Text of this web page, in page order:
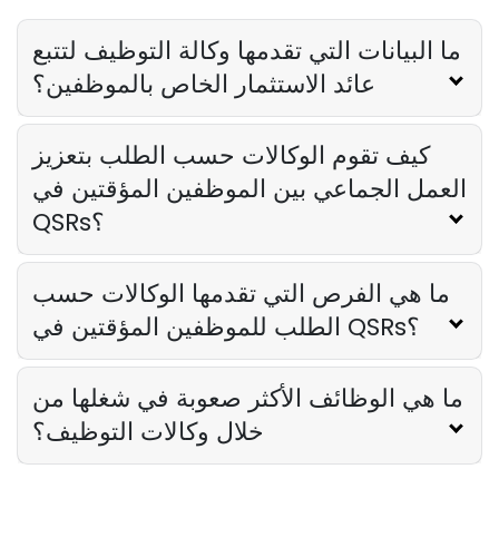
في التوظيف
Lila Westwood Feb 09, 2024
ما البيانات التي تقدمها وكالة التوظيف لتتبع
عائد الاستثمار الخاص بالموظفين؟
كيف تقوم الوكالات حسب الطلب بتعزيز
العمل الجماعي بين الموظفين المؤقتين في
QSRs؟
ما هي الفرص التي تقدمها الوكالات حسب
الطلب للموظفين المؤقتين في QSRs؟
ما هي الوظائف الأكثر صعوبة في شغلها من
خلال وكالات التوظيف؟